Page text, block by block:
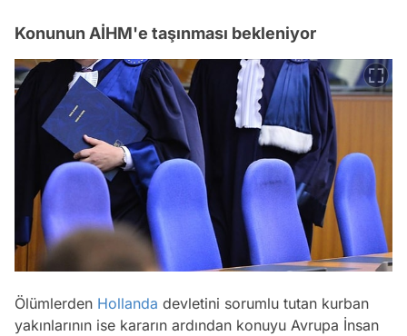
Konunun AİHM'e taşınması bekleniyor
Ölümlerden Hollanda devletini sorumlu tutan kurban
yakınlarının ise kararın ardından konuyu Avrupa İnsan